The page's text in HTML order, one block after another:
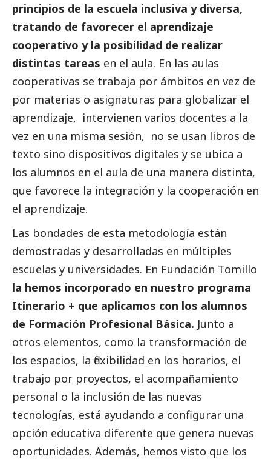
principios de la escuela inclusiva y diversa,
tratando de favorecer el aprendizaje
cooperativo y la posibilidad de realizar
distintas tareas en el aula. En las aulas
cooperativas se trabaja por ámbitos en vez de
por materias o asignaturas para globalizar el
aprendizaje, intervienen varios docentes a la
vez en una misma sesión, no se usan libros de
texto sino dispositivos digitales y se ubica a
los alumnos en el aula de una manera distinta,
que favorece la integración y la cooperación en
el aprendizaje.
Las bondades de esta metodología están
demostradas y desarrolladas en múltiples
escuelas y universidades. En Fundación Tomillo
la hemos incorporado en nuestro programa
Itinerario + que aplicamos con los alumnos
de Formación Profesional Básica. Junto a
otros elementos, como la transformación de
los espacios, la flexibilidad en los horarios, el
trabajo por proyectos, el acompañamiento
personal o la inclusión de las nuevas
tecnologías, está ayudando a configurar una
opción educativa diferente que genera nuevas
oportunidades. Además, hemos visto que los